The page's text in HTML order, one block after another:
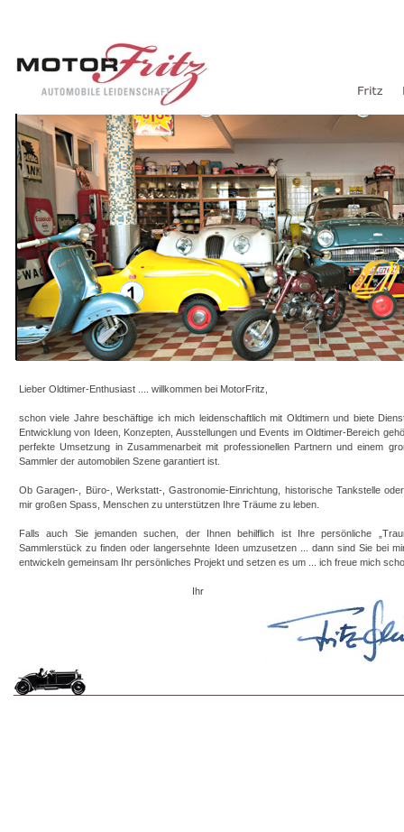
Lieber Oldtimer-Enthusiast .... willkommen bei MotorFritz,
schon viele Jahre beschäftige ich mich leidenschaftlich mit Oldtimern und biete
Entwicklung von Ideen, Konzepten, Ausstellungen und Events im Oldtimer-Bereich
perfekte Umsetzung in Zusammenarbeit mit professionellen Partnern und einem
Sammler der automobilen Szene garantiert ist.
Ob Garagen-, Büro-, Werkstatt-, Gastronomie-Einrichtung, historische Tankstelle
mir großen Spass, Menschen zu unterstützen Ihre Träume zu leben.
Falls auch Sie jemanden suchen, der Ihnen behilflich ist Ihre persönliche
Sammlerstück zu finden oder langersehnte Ideen umzusetzen ... dann sind Sie bei
entwickeln gemeinsam Ihr persönliches Projekt und setzen es um ... ich freue mich
Ihr